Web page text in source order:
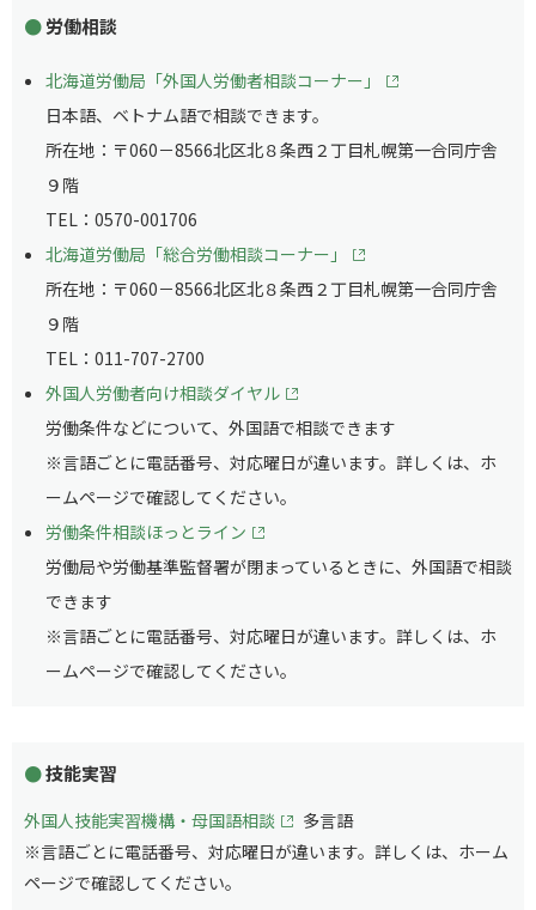
労働相談
北海道労働局「外国人労働者相談コーナー」
日本語、ベトナム語で相談できます。
所在地：〒060－8566北区北８条西２丁目札幌第一合同庁舎
９階
TEL：0570-001706
北海道労働局「総合労働相談コーナー」
所在地：〒060－8566北区北８条西２丁目札幌第一合同庁舎
９階
TEL：011-707-2700
外国人労働者向け相談ダイヤル
労働条件などについて、外国語で相談できます
※言語ごとに電話番号、対応曜日が違います。詳しくは、ホ
ームページで確認してください。
労働条件相談ほっとライン
労働局や労働基準監督署が閉まっているときに、外国語で相談
できます
※言語ごとに電話番号、対応曜日が違います。詳しくは、ホ
ームページで確認してください。
技能実習
外国人技能実習機構・母国語相談
多言語
※言語ごとに電話番号、対応曜日が違います。詳しくは、ホーム
ページで確認してください。